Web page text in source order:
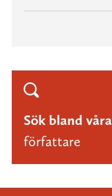
Sök bland våra
författare